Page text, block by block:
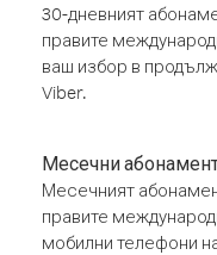
30-дневният
правите
ваш избор в
Viber.
Месечни
Месечният
правите
мобилни телефони